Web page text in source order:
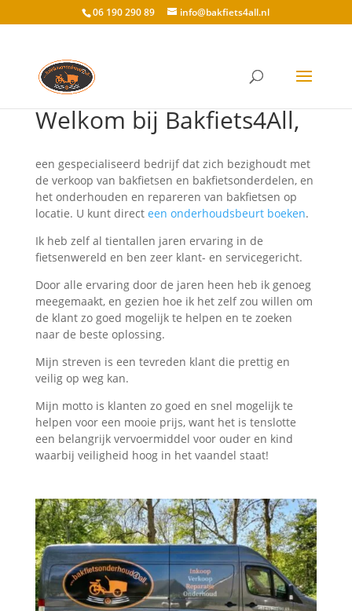
06 190 290 89 info@bakfiets4all.nl
Welkom bij Bakfiets4All,
een gespecialiseerd bedrijf dat zich bezighoudt met
de verkoop van bakfietsen en bakfietsonderdelen, en
het onderhouden en repareren van bakfietsen op
locatie. U kunt direct een onderhoudsbeurt boeken.
Ik heb zelf al tientallen jaren ervaring in de
fietsenwereld en ben zeer klant- en servicegericht.
Door alle ervaring door de jaren heen heb ik genoeg
meegemaakt, en gezien hoe ik het zelf zou willen om
de klant zo goed mogelijk te helpen en te zoeken
naar de beste oplossing.
Mijn streven is een tevreden klant die prettig en
veilig op weg kan.
Mijn motto is klanten zo goed en snel mogelijk te
helpen voor een mooie prijs, want het is tenslotte
een belangrijk vervoermiddel voor ouder en kind
waarbij veiligheid hoog in het vaandel staat!